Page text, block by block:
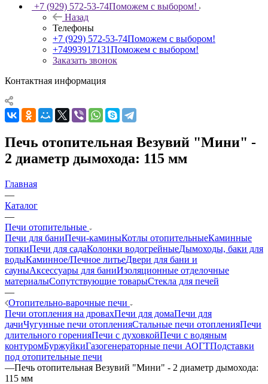
+7 (929) 572-53-74Поможем с выбором!
Назад
Телефоны
+7 (929) 572-53-74Поможем с выбором!
+74993917131Поможем с выбором!
Заказать звонок
Контактная информация
Печь отопительная Везувий "Мини" -
2 диаметр дымохода: 115 мм
Главная
—
Каталог
—
Печи отопительные
Печи для баниПечи-каминыКотлы отопительныеКаминные
топкиПечи для садаКолонки водогрейныеДымоходы, баки для
водыКаминное/Печное литьеДвери для бани и
сауныАксессуары для баниИзоляционные отделочные
материалыСопутствующие товарыСтекла для печей
—
Отопительно-варочные печи
Печи отопления на дровахПечи для домаПечи для
дачиЧугунные печи отопленияСтальные печи отопленияПечи
длительного горенияПечи с духовкойПечи с водяным
контуромБуржуйкиГазогенераторные печи АОГТПодставки
под отопительные печи
—Печь отопительная Везувий "Мини" - 2 диаметр дымохода:
115 мм